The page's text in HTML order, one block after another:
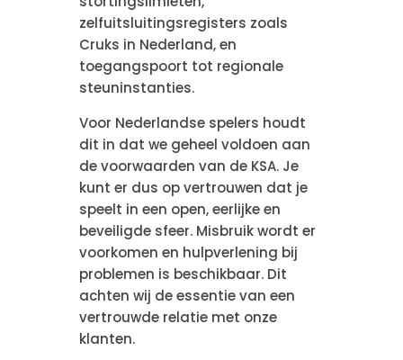
zelfuitsluitingsregisters zoals
Cruks in Nederland, en
toegangspoort tot regionale
steuninstanties.
Voor Nederlandse spelers houdt
dit in dat we geheel voldoen aan
de voorwaarden van de KSA. Je
kunt er dus op vertrouwen dat je
speelt in een open, eerlijke en
beveiligde sfeer. Misbruik wordt er
voorkomen en hulpverlening bij
problemen is beschikbaar. Dit
achten wij de essentie van een
vertrouwde relatie met onze
klanten.